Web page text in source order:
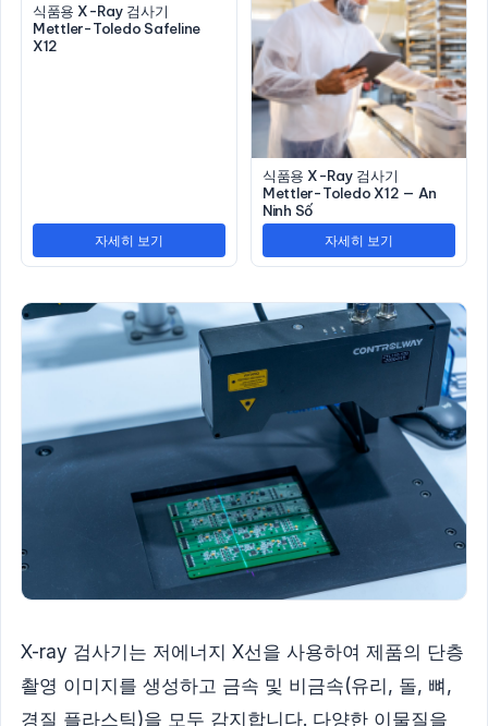
식품용 X-Ray 검사기
Mettler-Toledo Safeline
X12
자세히 보기
식품용 X-Ray 검사기
Mettler-Toledo X12 — An
Ninh Số
자세히 보기
X-ray 검사기는 저에너지 X선을 사용하여 제품의 단층
촬영 이미지를 생성하고 금속 및 비금속(유리, 돌, 뼈,
경질 플라스틱)을 모두 감지합니다. 다양한 이물질을